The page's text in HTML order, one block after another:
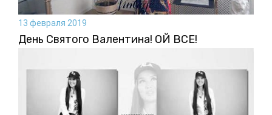
13 февраля 2019
День Святого Валентина! ОЙ ВСЕ!